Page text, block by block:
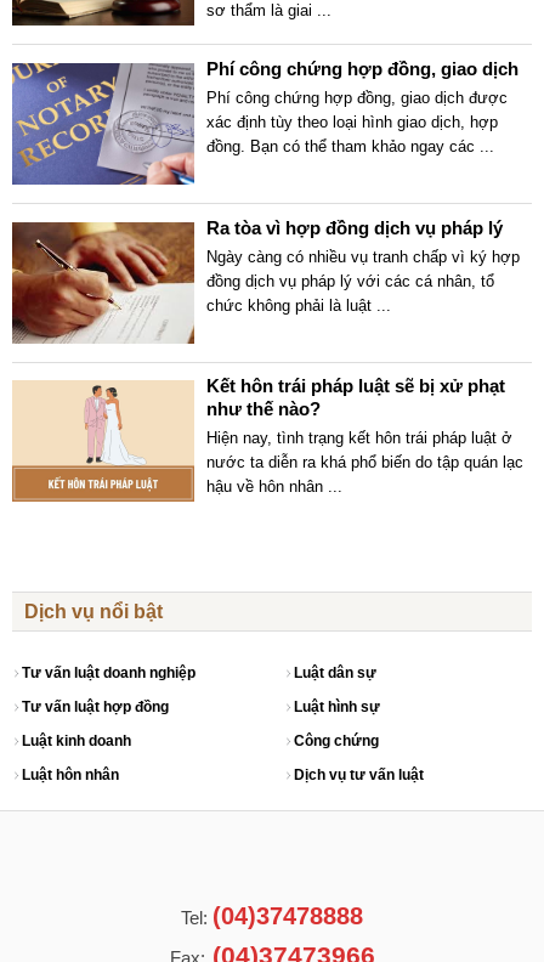
sơ thẩm là giai ...
Phí công chứng hợp đồng, giao dịch
Phí công chứng hợp đồng, giao dịch được
xác định tùy theo loại hình giao dịch, hợp
đồng. Bạn có thể tham khảo ngay các
Ra tòa vì hợp đồng dịch vụ pháp lý
Ngày càng có nhiều vụ tranh chấp vì ký hợp
đồng dịch vụ pháp lý với các cá nhân, tổ
chức không phải là luật
Kết hôn trái pháp luật sẽ bị xử phạt
như thế nào?
Hiện nay, tình trạng kết hôn trái pháp luật ở
nước ta diễn ra khá phổ biến do tập quán lạc
hậu về hôn nhân ...
Dịch vụ nổi bật
Tư vấn luật doanh nghiệp
Tư vấn luật hợp đồng
Luật dân sự
Luật hình sự
Luật kinh doanh
Luật hôn nhân
Công chứng
Dịch vụ tư vấn luật
Tel: (04)37478888
Fax: (04)37473966